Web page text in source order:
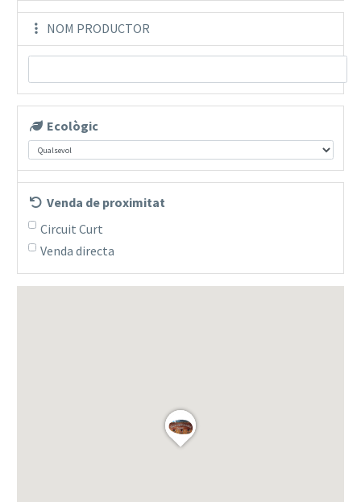
NOM PRODUCTOR
Ecològic
Venda de proximitat
Circuit Curt
Venda directa